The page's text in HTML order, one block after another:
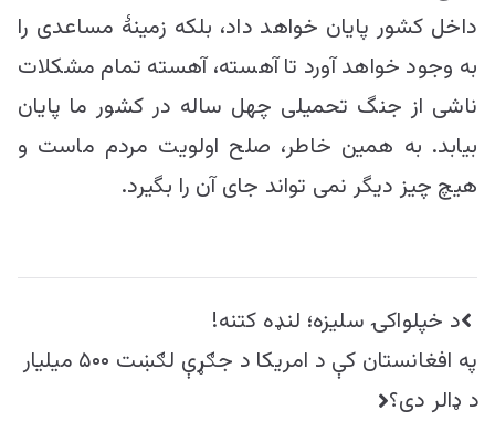
داخل کشور پایان خواهد داد، بلکه زمینۀ مساعدی را
به وجود خواهد آورد تا آهسته، آهسته تمام مشکلات
ناشی از جنگ تحمیلی چهل ساله در کشور ما پایان
بیابد. به همین خاطر، صلح اولویت مردم ماست و
هیچ چیز دیگر نمی تواند جای آن را بگیرد.
راهبری
نوشته
د خپلواکۍ سليزه؛ لنډه کتنه!
په افغانستان کې د امریکا د جګړې لګښت ۵۰۰ میلیار
د ډالر دی؟